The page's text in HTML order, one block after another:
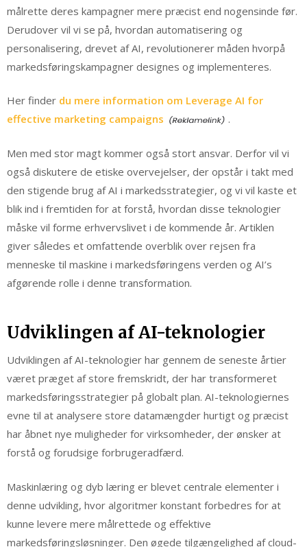
målrette deres kampagner mere præcist end nogensinde før.
Derudover vil vi se på, hvordan automatisering og
personalisering, drevet af AI, revolutionerer måden hvorpå
markedsføringskampagner designes og implementeres.
Her finder du mere information om Leverage AI for
effective marketing campaigns
.
Men med stor magt kommer også stort ansvar. Derfor vil vi
også diskutere de etiske overvejelser, der opstår i takt med
den stigende brug af AI i markedsstrategier, og vi vil kaste et
blik ind i fremtiden for at forstå, hvordan disse teknologier
måske vil forme erhvervslivet i de kommende år. Artiklen
giver således et omfattende overblik over rejsen fra
menneske til maskine i markedsføringens verden og AI’s
afgørende rolle i denne transformation.
Udviklingen af AI-teknologier
Udviklingen af AI-teknologier har gennem de seneste årtier
været præget af store fremskridt, der har transformeret
markedsføringsstrategier på globalt plan. AI-teknologiernes
evne til at analysere store datamængder hurtigt og præcist
har åbnet nye muligheder for virksomheder, der ønsker at
forstå og forudsige forbrugeradfærd.
Maskinlæring og dyb læring er blevet centrale elementer i
denne udvikling, hvor algoritmer konstant forbedres for at
kunne levere mere målrettede og effektive
markedsføringsløsninger. Den øgede tilgængelighed af cloud-